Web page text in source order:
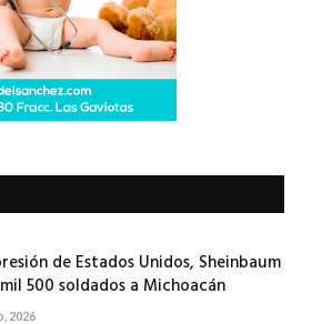
de Estados Unidos, Sheinbaum
500 soldados a Michoacán
2026